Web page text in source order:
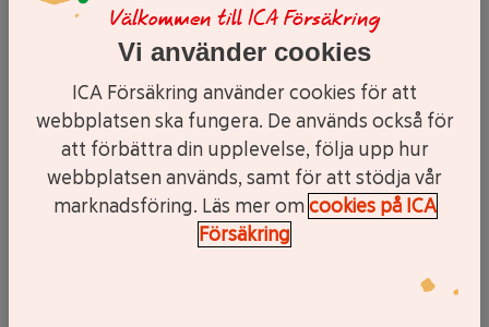
Välkommen till ICA Försäkring
Vi använder cookies
ICA Försäkring använder cookies för att
webbplatsen ska fungera. De används också för
att förbättra din upplevelse, följa upp hur
webbplatsen används, samt för att stödja vår
marknadsföring. Läs mer omcookies på ICA
Försäkring